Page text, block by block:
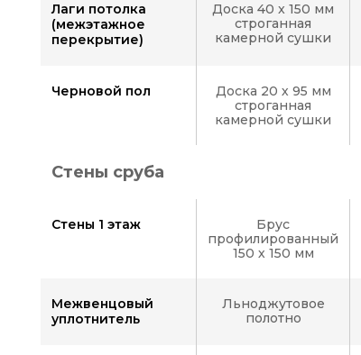
Лаги потолка
(межэтажное
перекрытие)
Доска 40 x 150 мм
строганная
камерной сушки
Черновой пол
Доска 20 х 95 мм
строганная
камерной сушки
Стены сруба
Стены 1 этаж
Брус
профилированный
150 х 150 мм
Межвенцовый
уплотнитель
Льноджутовое
полотно